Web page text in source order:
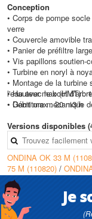
Conception
• Corps de pompe
verre
• Couvercle amovible
• Panier de préfiltre
• Vis papillons soutien-
• Turbine en noryl à
• Montage de la
l'eau avec le bout
• Garniture mécanique
• Moteur fermé Mono
Caractéristiques
• Température du
• Hauteur max
• Température
• Pression max de
• Installation fixe en
• Conviennent pour le
• Hauteur max (HMT) :
• Débit max : 20 m3/h
Versions disponibles
ONDINA OK 33 M
75 M (110820) /
Je